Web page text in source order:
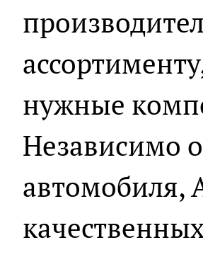
нужные
Независимо
автомобиля,